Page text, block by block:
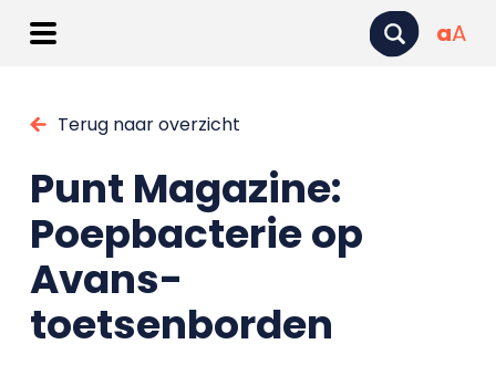
aA
Terug naar overzicht
Punt Magazine:
Poepbacterie op
Avans-
toetsenborden